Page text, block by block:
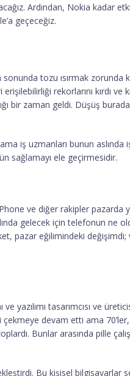
Ardından, Nokia kadar
geçeceğiz.
tozu ısırmak
rekorlarını kırdı ve
bir zaman geldi. Düşüş
iş uzmanları bunun
sağlamayı ele geçirmesidir.
ve diğer rakipler pazarda
gelecek için telefonun ne
pazar eğilimindeki
ve yazılımı tasarımcısı ve
devam etti ama
Bunlar arasında pille
Bu kişisel